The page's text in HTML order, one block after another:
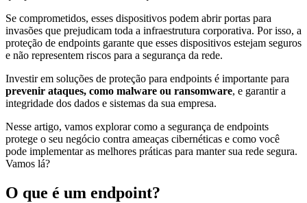
Se comprometidos, esses dispositivos podem abrir portas para
invasões que prejudicam toda a infraestrutura corporativa. Por isso, a
proteção de endpoints garante que esses dispositivos estejam seguros
e não representem riscos para a segurança da rede.
Investir em soluções de proteção para endpoints é importante para
prevenir ataques, como malware ou ransomware, e garantir a
integridade dos dados e sistemas da sua empresa.
Nesse artigo, vamos explorar como a segurança de endpoints
protege o seu negócio contra ameaças cibernéticas e como você
pode implementar as melhores práticas para manter sua rede segura.
Vamos lá?
O que é um endpoint?